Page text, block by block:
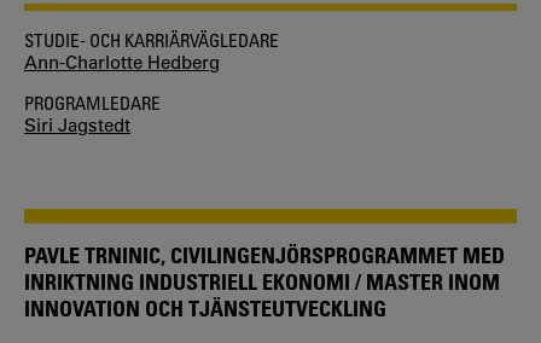
STUDIE- OCH KARRIÄRVÄGLEDARE
Ann-Charlotte Hedberg
PROGRAMLEDARE
Siri Jagstedt
PAVLE TRNINIC, CIVILINGENJÖRSPROGRAMMET MED
INRIKTNING INDUSTRIELL EKONOMI / MASTER INOM
INNOVATION OCH TJÄNSTEUTVECKLING